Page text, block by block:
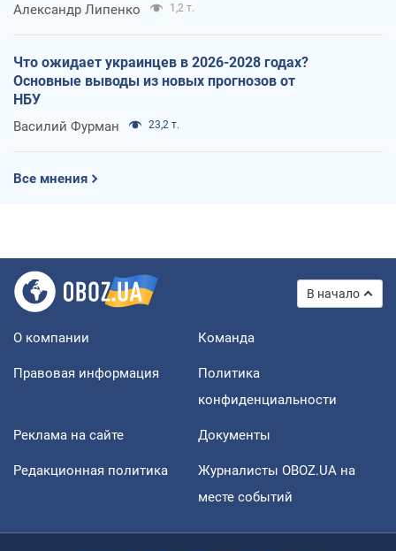
Александр Липенко 1,2 т.
Что ожидает украинцев в 2026-2028 годах?
Основные выводы из новых прогнозов от
НБУ
Василий Фурман 23,2 т.
Все мнения
В начало
О компании Команда
Правовая информация
Политика
конфиденциальности
Реклама на сайте Документы
Редакционная политика
Журналисты OBOZ.UA на
месте событий